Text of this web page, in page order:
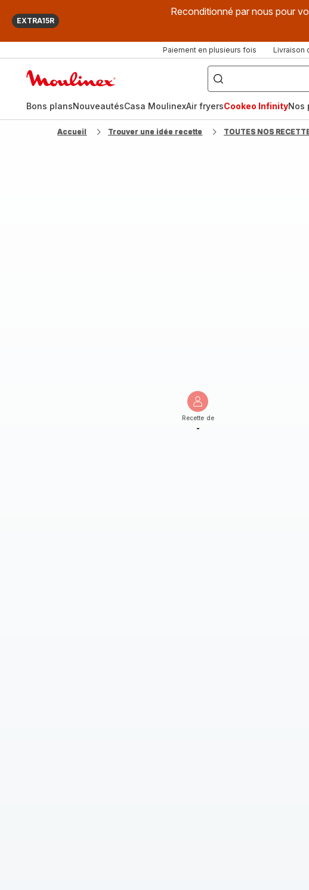
EXTRA15R
Reconditionné par nous pour
Paiement en plusieurs fois Livraison
["Que
recherchez-
vous
?",
fryer",
"Companion"]
Bons plansNouveautésCasa MoulinexAir fryersCookeo InfinityNos
Accueil Trouver une idée recette TOUTES NOS
Recette de
-